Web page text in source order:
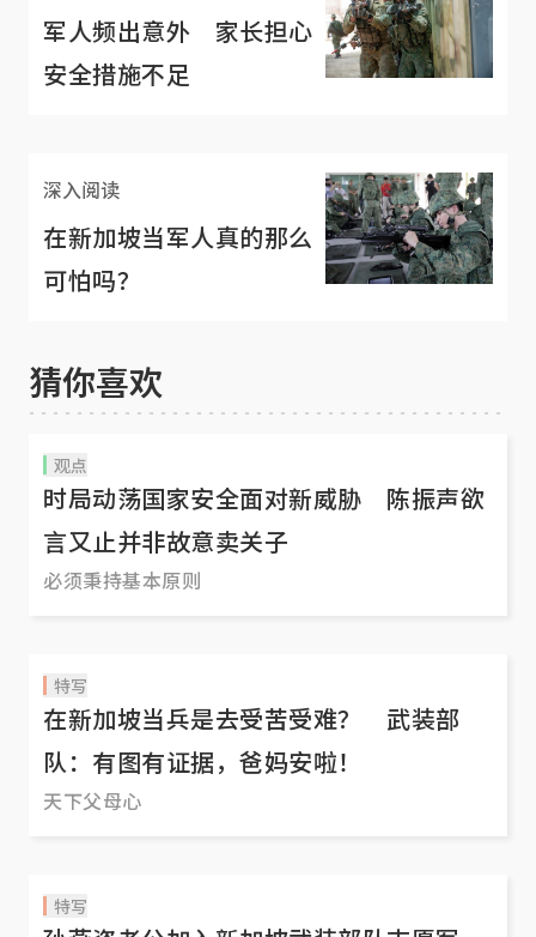
军人频出意外 家长担心
安全措施不足
深入阅读
在新加坡当军人真的那么
可怕吗？
猜你喜欢
观点
时局动荡国家安全面对新威胁 陈振声欲
言又止并非故意卖关子
必须秉持基本原则
特写
在新加坡当兵是去受苦受难？ 武装部
队：有图有证据，爸妈安啦！
天下父母心
特写